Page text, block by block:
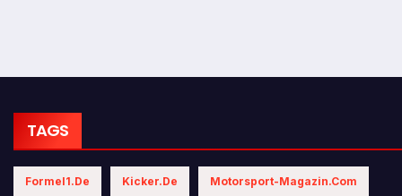
TAGS
Formel1.de Kicker.de Motorsport-Magazin.com